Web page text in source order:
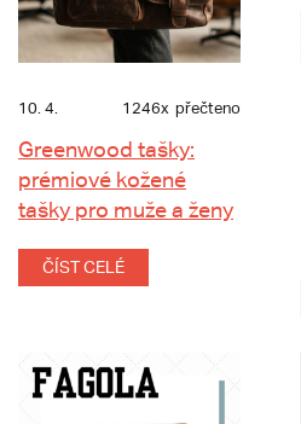
10. 4. 1246x přečteno
Greenwood tašky:
prémiové kožené
tašky pro muže a ženy
ČÍST CELÉ